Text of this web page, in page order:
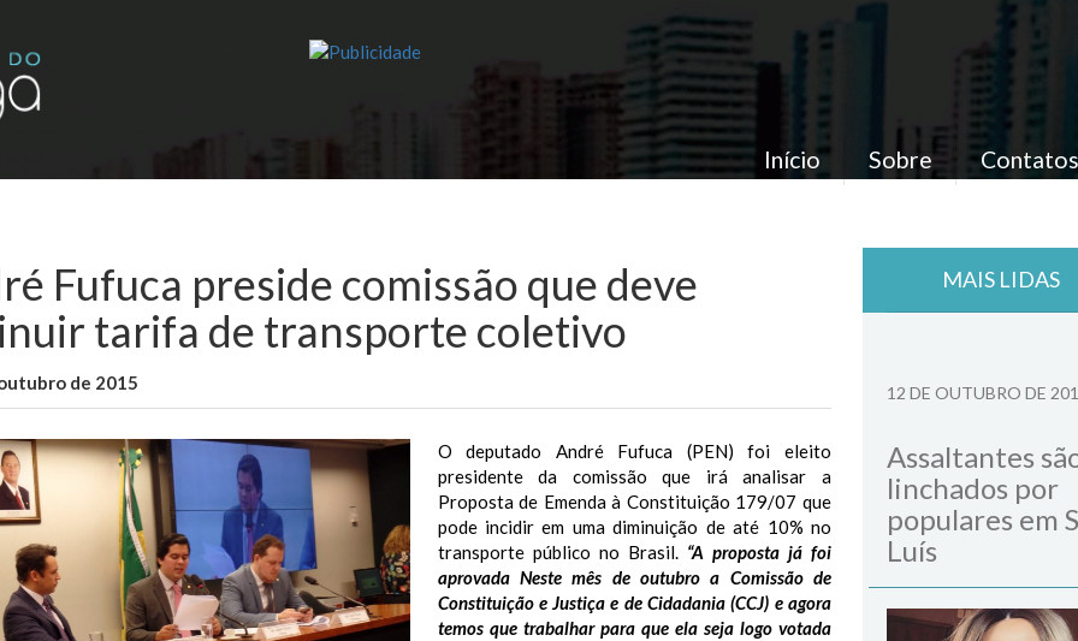
Início Sobre Contatos
Fufuca preside comissão que deve
tarifa de transporte coletivo
de 2015
O deputado André Fufuca (PEN) foi eleito
presidente da comissão que irá analisar a
Proposta de Emenda à Constituição 179/07 que
pode incidir em uma diminuição de até 10% no
transporte público no Brasil. “A proposta já foi
aprovada Neste mês de outubro a Comissão de
Constituição e Justiça e de Cidadania (CCJ) e agora
temos que trabalhar para que ela seja logo votada
MAIS LIDAS
12 DE OUTUBRO DE
Assaltantes
linchados por
populares em
Luís